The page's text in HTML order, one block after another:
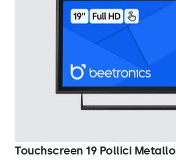
Touchscreen 19 Pollici Metallo